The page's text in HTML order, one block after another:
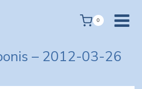
0
– 2012-03-26